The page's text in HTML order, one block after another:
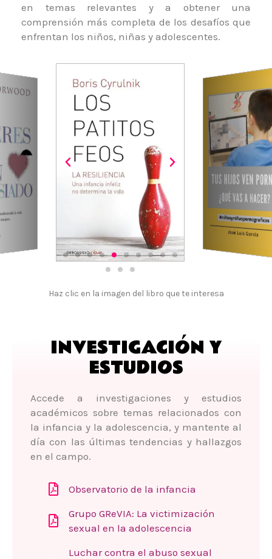
en temas relevantes y a obtener una
comprensión más completa de los desafíos que
enfrentan los niños, niñas y adolescentes.
Previous Next
Haz clic en la imagen del libro que te interesa
INVESTIGACIÓN Y
ESTUDIOS
Accede a investigaciones y estudios
académicos sobre temas relacionados con
la infancia y la adolescencia, y mantente al
día con las últimas tendencias y hallazgos
en el campo.
Observatorio de la infancia
Grupo GReVIA: La victimización
sexual en la adolescencia
Luchar contra el abuso sexual